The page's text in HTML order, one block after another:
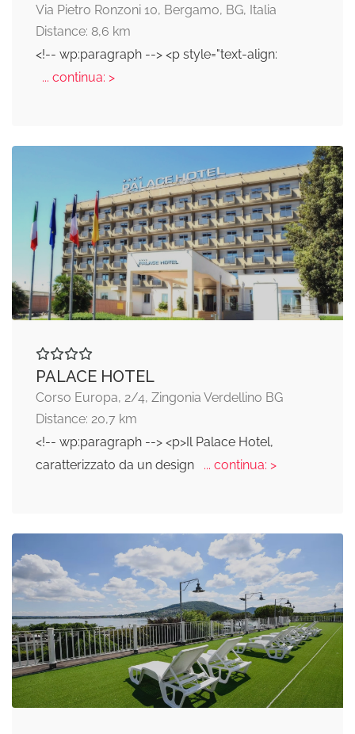
Via Pietro Ronzoni 10, Bergamo, BG, Italia
Distance: 8,6 km
<!-- wp:paragraph --> <p style="text-align:
... continua: >
PALACE HOTEL
Corso Europa, 2/4, Zingonia Verdellino BG
Distance: 20,7 km
<!-- wp:paragraph --> <p>Il Palace Hotel,
caratterizzato da un design
... continua: >